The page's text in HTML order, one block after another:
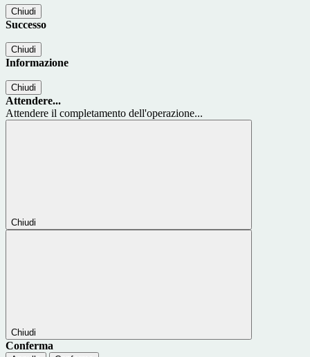
Chiudi
Successo
Chiudi
Informazione
Chiudi
Attendere...
Attendere il completamento dell'operazione...
Chiudi
Chiudi
Conferma